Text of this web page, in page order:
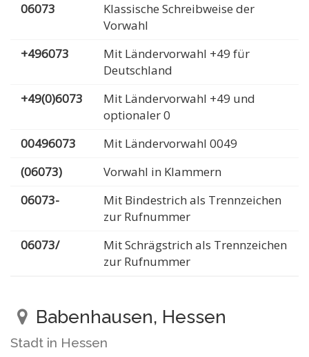
06073
Klassische Schreibweise der
Vorwahl
+496073
Mit Ländervorwahl +49 für
Deutschland
+49(0)6073
Mit Ländervorwahl +49 und
optionaler 0
00496073
Mit Ländervorwahl 0049
(06073)
Vorwahl in Klammern
06073-
Mit Bindestrich als Trennzeichen
zur Rufnummer
06073/
Mit Schrägstrich als Trennzeichen
zur Rufnummer
Babenhausen, Hessen
Stadt in Hessen